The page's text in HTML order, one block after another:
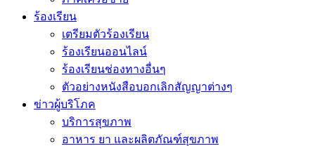
ร้องเรียน
เตรียมตัวร้องเรียน
ร้องเรียนออนไลน์
ร้องเรียนช่องทางอื่นๆ
ตัวอย่างหนังสือบอกเลิกสัญญาต่างๆ
ข่าวผู้บริโภค
บริการสุขภาพ
อาหาร ยา และผลิตภัณฑ์สุขภาพ